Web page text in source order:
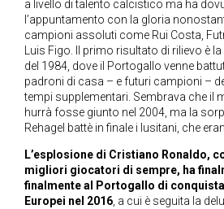
a livello di talento calcistico ma ha
l’appuntamento con la gloria
campioni assoluti come Rui Costa,
Luis Figo. Il primo risultato di rilievo è
del 1984, dove il Portogallo venne
padroni di casa – e futuri campioni –
tempi supplementari. Sembrava che il
hurrà fosse giunto nel 2004, ma la
Rehagel battè in finale i lusitani, che
L’esplosione di Cristiano Ronaldo,
migliori giocatori di sempre, ha
finalmente al Portogallo di
Europei nel 2016, a cui è seguita la